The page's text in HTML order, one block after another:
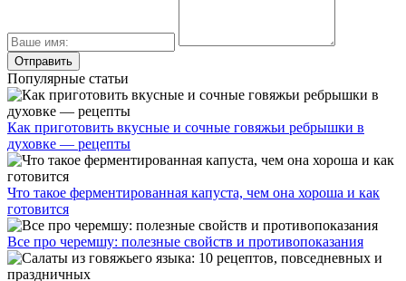
Популярные статьи
Как приготовить вкусные и сочные говяжьи ребрышки в
духовке — рецепты
Что такое ферментированная капуста, чем она хороша и как
готовится
Все про черемшу: полезные свойств и противопоказания